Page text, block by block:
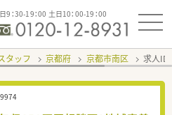
9：30-19：00 土日10：00-19：00
タッフ 京都府 京都市南区 求人ID